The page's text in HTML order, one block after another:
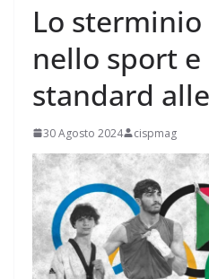
Lo
nello sport
standard
30 Agosto 2024 cispmag